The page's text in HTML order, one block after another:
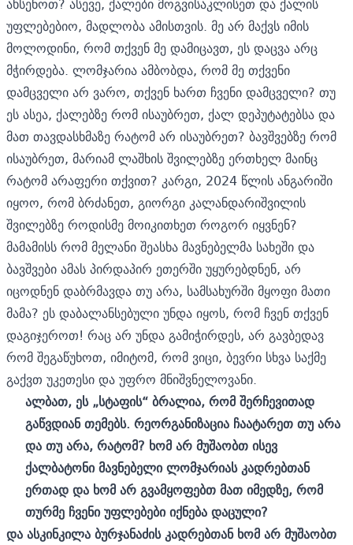
უფლებებიო, მადლობა ამისთვის. მე არ მაქვს იმის
მოლოდინი, რომ თქვენ მე დამიცავთ, ეს დაცვა არც
მჭირდება. ლომჯარია ამბობდა, რომ მე თქვენი
დამცველი არ ვარო, თქვენ ხართ ჩვენი დამცველი? თუ
ეს ასეა, ქალებზე რომ ისაუბრეთ, ქალ დეპუტატებსა და
მათ თავდასხმაზე რატომ არ ისაუბრეთ? ბავშვებზე რომ
ისაუბრეთ, მარიამ ლაშხის შვილებზე ერთხელ მაინც
რატომ არაფერი თქვით? კარგი, 2024 წლის ანგარიში
იყოო, რომ ბრძანეთ, გიორგი კალანდარიშვილის
შვილებზე როდისმე მოიკითხეთ როგორ იყვნენ?
მამამისს რომ მელანი შეასხა მავნებელმა სახეში და
ბავშვები ამას პირდაპირ ეთერში უყურებდნენ, არ
იცოდნენ დაბრმავდა თუ არა, სამსახურში მყოფი მათი
მამა? ეს დაბალანსებული უნდა იყოს, რომ ჩვენ თქვენ
დაგიჯეროთ! რაც არ უნდა გამიჭირდეს, არ გავბედავ
რომ შეგაწუხოთ, იმიტომ, რომ ვიცი, ბევრი სხვა საქმე
გაქვთ უკეთესი და უფრო მნიშვნელოვანი.
ალბათ,ეს „სტაფის“ ბრალია, რომ შერჩევითად
გაწვდიან თემებს. რეორგანიზაცია ჩაატარეთ თუ არა
და თუ არა, რატომ? ხომ არ მუშაობთ ისევ
ქალბატონი მავნებელი ლომჯარიას კადრებთან
ერთად და ხომ არ გვამყოფებთ მათ იმედზე, რომ
თურმე ჩვენი უფლებები იქნება დაცული?
და ასკინკილა ბურჯანაძის კადრებთან ხომ არ მუშაობთ